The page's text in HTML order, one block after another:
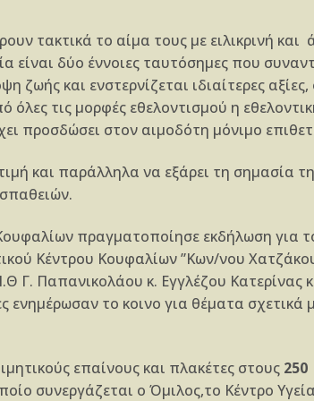
τακτικά το αίμα τους με ειλικρινή και
είναι δύο έννοιες ταυτόσημες που
ζωής και ενστερνίζεται ιδιαίτερες
τις μορφές εθελοντισμού η
προσδώσει στον αιμοδότη μόνιμο
και παράλληλα να εξάρει τη σημασία
πραγματοποίησε εκδήλωση για
Κέντρου Κουφαλίων ”Κων/νου
Γ. Παπανικολάου κ. Εγγλέζου
ενημέρωσαν το κοινο για θέματα
επαίνους και πλακέτες στους
συνεργάζεται ο Όμιλος,το Κέντρο